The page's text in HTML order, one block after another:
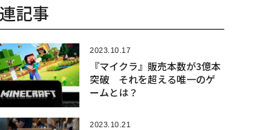
記事
2023.10.17
『マイクラ』販売本数が3億本
突破 それを超える唯一のゲ
ームとは？
2023.10.21